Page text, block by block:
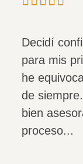
Decidí
para mis
he
de
bien
proceso...